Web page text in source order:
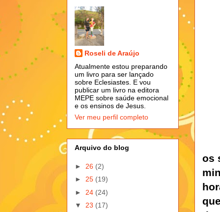
os
Roseli de Araújo
Atualmente estou preparando
um livro para ser lançado
sobre Eclesiastes. E vou
publicar um livro na editora
MEPE sobre saúde emocional
e os ensinos de Jesus.
Ver meu perfil completo
Arquivo do blog
► 26 (2)
► 25 (19)
► 24 (24)
▼ 23 (17)